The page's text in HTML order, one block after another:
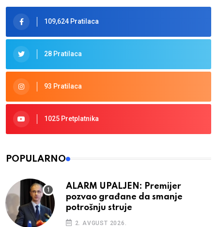
109,624 Pratilaca
28 Pratilaca
93 Pratilaca
1025 Pretplatnika
POPULARNO
ALARM UPALJEN: Premijer
pozvao građane da smanje
potrošnju struje
2. AVGUST 2026.